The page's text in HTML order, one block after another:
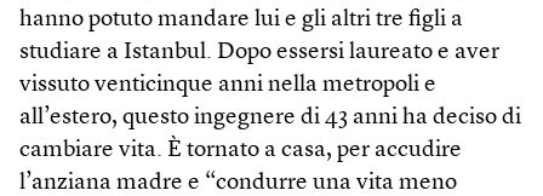
hanno potuto mandare lui e gli altri tre figli a
studiare a Istanbul. Dopo essersi laureato e aver
vissuto venticinque anni nella metropoli e
all’estero, questo ingegnere di 43 anni ha deciso di
cambiare vita. È tornato a casa, per accudire
l’anziana madre e “condurre una vita meno